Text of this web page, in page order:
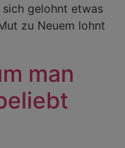
gelohnt etwas
zu Neuem lohnt
man